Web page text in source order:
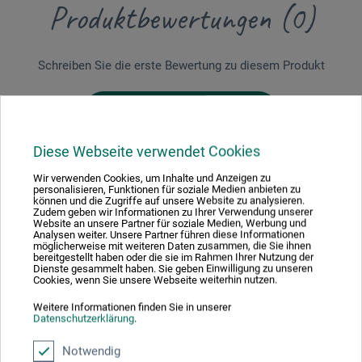
Diese Webseite verwendet Cookies
Wir verwenden Cookies, um Inhalte und Anzeigen zu
personalisieren, Funktionen für soziale Medien anbieten zu
können und die Zugriffe auf unsere Website zu analysieren.
Zudem geben wir Informationen zu Ihrer Verwendung unserer
Website an unsere Partner für soziale Medien, Werbung und
Analysen weiter. Unsere Partner führen diese Informationen
möglicherweise mit weiteren Daten zusammen, die Sie ihnen
bereitgestellt haben oder die sie im Rahmen Ihrer Nutzung der
Dienste gesammelt haben. Sie geben Einwilligung zu unseren
Cookies, wenn Sie unsere Webseite weiterhin nutzen.
Weitere Informationen finden Sie in unserer
Datenschutzerklärung.
Notwendig
Produktbewertungen (0)
Schreiben Sie die erste Bewertung zu diesem Produkt
Hersteller-Kontakt
Hier finden Sie die Kontaktdaten des Herstellers zu
boesner GmbH holding + innovations